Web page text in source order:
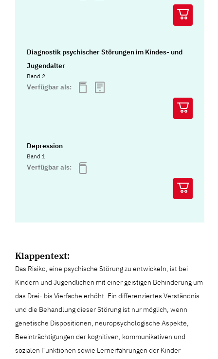
Diagnostik psychischer Störungen im Kindes- und
Jugendalter
Band 2
Verfügbar als:
Depression
Band 1
Verfügbar als:
Klappentext:
Das Risiko, eine psychische Störung zu entwickeln, ist bei
Kindern und Jugendlichen mit einer geistigen Behinderung um
das Drei- bis Vierfache erhöht. Ein differenziertes Verständnis
und die Behandlung dieser Störung ist nur möglich, wenn
genetische Dispositionen, neuropsychologische Aspekte,
Beeinträchtigungen der kognitiven, kommunikativen und
sozialen Funktionen sowie Lernerfahrungen der Kinder